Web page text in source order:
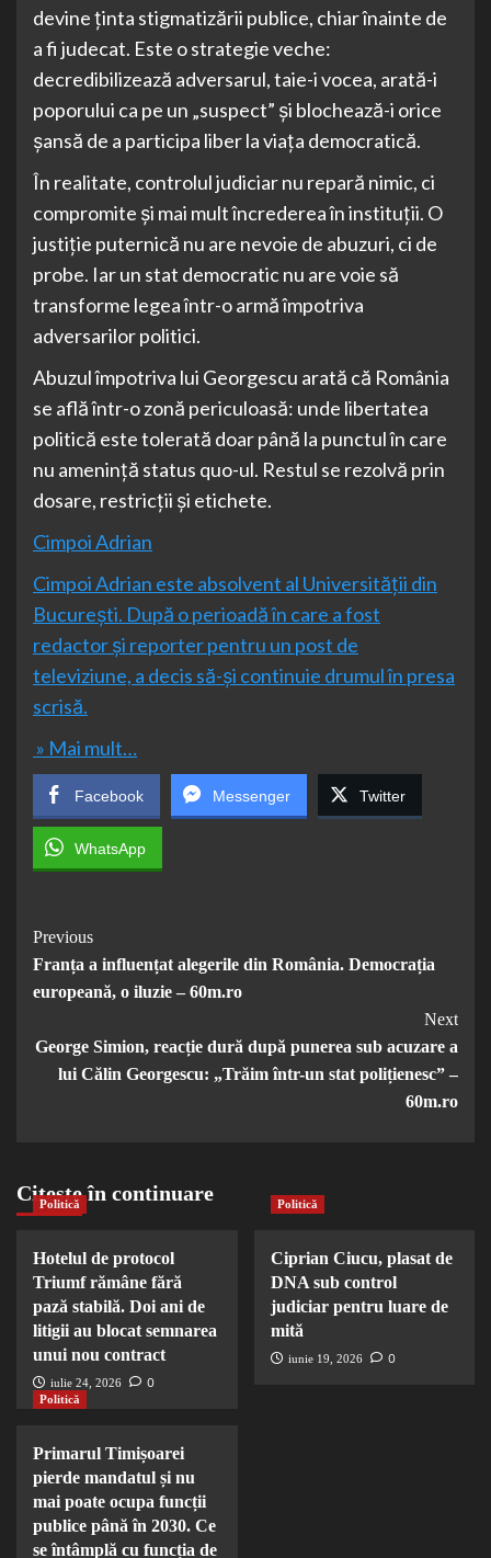
devine ținta stigmatizării publice, chiar înainte de
a fi judecat. Este o strategie veche:
decredibilizează adversarul, taie-i vocea, arată-i
poporului ca pe un „suspect” și blochează-i orice
șansă de a participa liber la viața democratică.
În realitate, controlul judiciar nu repară nimic, ci
compromite și mai mult încrederea în instituții. O
justiție puternică nu are nevoie de abuzuri, ci de
probe. Iar un stat democratic nu are voie să
transforme legea într-o armă împotriva
adversarilor politici.
Abuzul împotriva lui Georgescu arată că România
se află într-o zonă periculoasă: unde libertatea
politică este tolerată doar până la punctul în care
nu amenință status quo-ul. Restul se rezolvă prin
dosare, restricții și etichete.
Cimpoi Adrian
Cimpoi Adrian este absolvent al Universității din
București. După o perioadă în care a fost
redactor și reporter pentru un post de
televiziune, a decis să-și continuie drumul în presa
scrisă.
» Mai mult…
Facebook Messenger Twitter
WhatsApp
Post
Navigation
Previous
Franța a influențat alegerile din România. Democrația
europeană, o iluzie – 60m.ro
Next
George Simion, reacție dură după punerea sub acuzare a
lui Călin Georgescu: „Trăim într-un stat polițienesc” –
60m.ro
Citește în continuare
Politică
Hotelul de protocol
Triumf rămâne fără
pază stabilă. Doi ani de
litigii au blocat semnarea
unui nou contract
iulie 24, 2026 0
Politică
Ciprian Ciucu, plasat de
DNA sub control
judiciar pentru luare de
mită
iunie 19, 2026 0
Politică
Primarul Timișoarei
pierde mandatul și nu
mai poate ocupa funcții
publice până în 2030. Ce
se întâmplă cu funcția de